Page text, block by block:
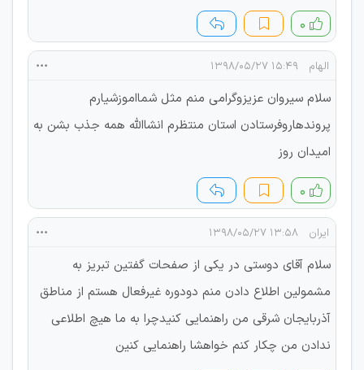
۰
الهام ۱۵:۴۹ ۱۳۹۸/۰۵/۲۷
سلام سیروان عزیزوگرامی منم مثل شمااموزشیارم
پروندهاروفرستادن استان منتظرم انشاالله همه جذب بشن به
امیدان روز
۰
ایران ۱۳:۵۸ ۱۳۹۸/۰۵/۲۷
سلام آقای دوستی در یکی از صفحات گفتین تبریز به
مشمولین اطلاع دادن منم دودوره غیرفعال هستم از مناطق
آذربایجان شرقی من راهنمایی کنیدچرا به ما هیچ اطلاعی
ندادن من چکار کنم خواهشا راهنمایی کنین